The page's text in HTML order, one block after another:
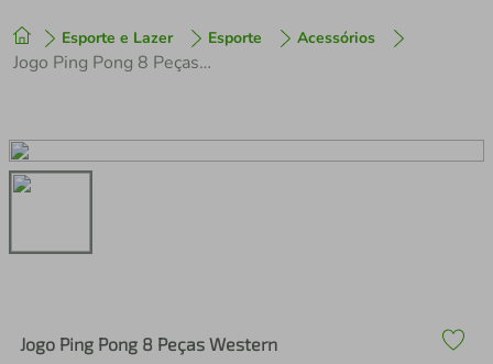
Esporte e Lazer Esporte Acessórios
Jogo Ping Pong 8 Peças Western
Jogo Ping Pong 8 Peças Western
1º tenis